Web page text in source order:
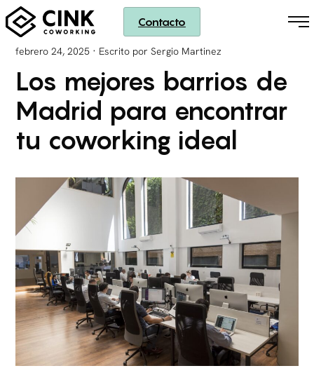
Contacto
febrero 24, 2025 · Escrito por Sergio Martinez
Los mejores barrios de
Madrid para encontrar
tu coworking ideal